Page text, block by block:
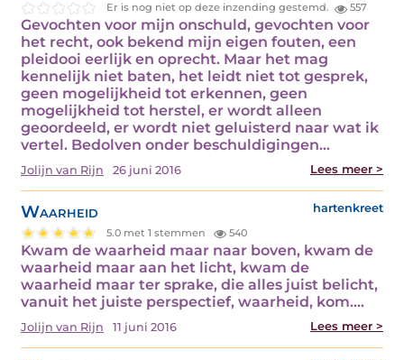
Er is nog niet op deze inzending gestemd. 557
Gevochten voor mijn onschuld, gevochten voor
het recht, ook bekend mijn eigen fouten, een
pleidooi eerlijk en oprecht. Maar het mag
kennelijk niet baten, het leidt niet tot gesprek,
geen mogelijkheid tot erkennen, geen
mogelijkheid tot herstel, er wordt alleen
geoordeeld, er wordt niet geluisterd naar wat ik
vertel. Bedolven onder beschuldigingen…
Jolijn van Rijn 26 juni 2016 Lees meer >
Waarheid hartenkreet
5.0 met 1 stemmen 540
Kwam de waarheid maar naar boven, kwam de
waarheid maar aan het licht, kwam de
waarheid maar ter sprake, die alles juist belicht,
vanuit het juiste perspectief, waarheid, kom.…
Jolijn van Rijn 11 juni 2016 Lees meer >